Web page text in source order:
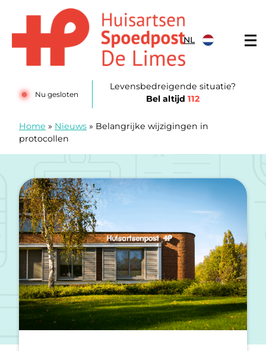
NL
Nu gesloten
Levensbedreigende situatie?
Bel altijd112
Home » Nieuws » Belangrijke wijzigingen in
protocollen